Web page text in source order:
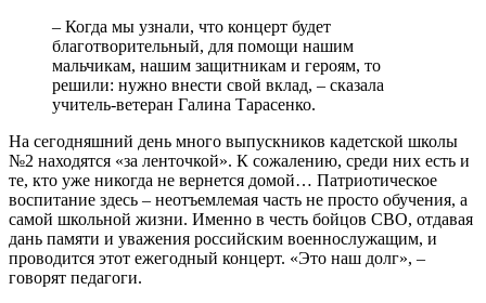
– Когда мы узнали, что концерт будет
благотворительный, для помощи нашим
мальчикам, нашим защитникам и героям, то
решили: нужно внести свой вклад, – сказала
учитель-ветеран Галина Тарасенко.
На сегодняшний день много выпускников кадетской школы
№2 находятся «за ленточкой». К сожалению, среди них есть и
те, кто уже никогда не вернется домой… Патриотическое
воспитание здесь – неотъемлемая часть не просто обучения, а
самой школьной жизни. Именно в честь бойцов СВО, отдавая
дань памяти и уважения российским военнослужащим, и
проводится этот ежегодный концерт. «Это наш долг», –
говорят педагоги.